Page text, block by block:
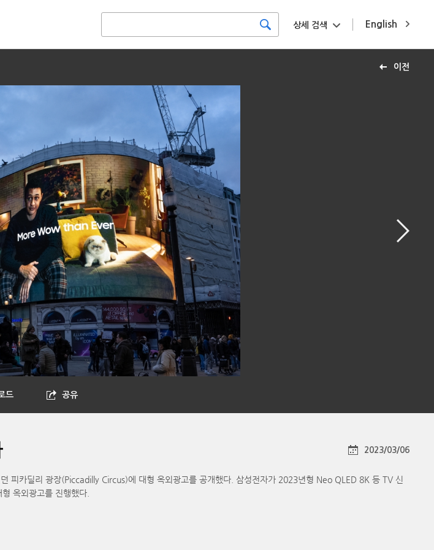
English
상세 검색
이전
드 공유
2023/03/06
카딜리 광장(Piccadilly Circus)에 대형 옥외광고를 공개했다. 삼성전자가 2023년형 Neo QLED 8K 등 TV 신
옥외광고를 진행했다.